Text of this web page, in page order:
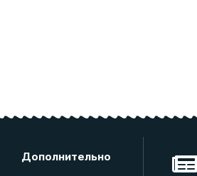
Дополнительно